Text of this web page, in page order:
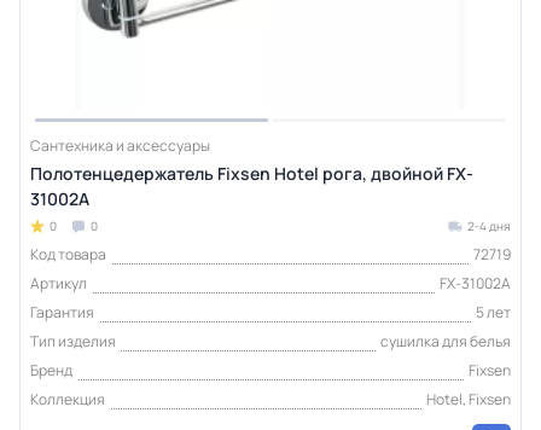
Сантехника и аксессуары
Полотенцедержатель Fixsen Hotel рога, двойной FX-
31002A
0 0 2-4 дня
Код товара
72719
Артикул
FX-31002A
Гарантия
5 лет
Тип изделия
сушилка для белья
Бренд
Fixsen
Коллекция
Hotel, Fixsen